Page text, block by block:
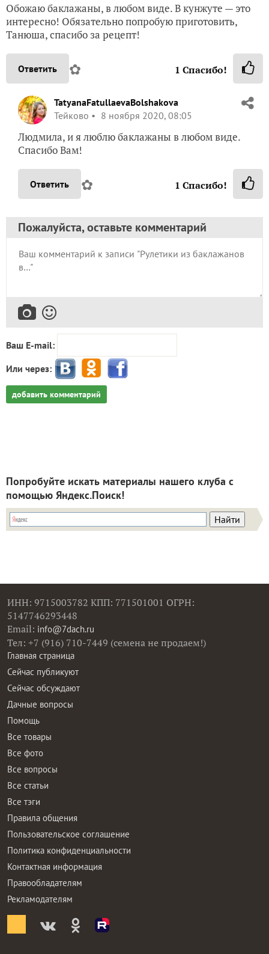
Обожаю баклажаны, в любом виде. В кунжуте — это
интересно! Обязательно попробую приготовить,
Танюша, спасибо за рецепт!
Ответить ✿ 1 Спасибо!
TatyanaFatullaevaBolshakova
Тейково
8 ноября 2020, 08:05
Людмила, и я люблю баклажаны в любом виде.
Спасибо Вам!
Ответить ✿ 1 Спасибо!
Пожалуйста, оставьте комментарий
Ваш E-mail:
Или через:
добавить комментарий
Попробуйте искать материалы нашего клуба с
помощью Яндекс.Поиск!
ИНН: 9715003782 КПП: 771501001 ОГРН:
5147746293448
Email: info@7dach.ru
Тел: +7 (916) 710-7449 (семена не продаем!)
Главная страница
Сейчас публикуют
Сейчас обсуждают
Дачные вопросы
Помощь
Все товары
Все фото
Все вопросы
Все статьи
Все тэги
Правила общения
Пользовательское соглашение
Политика конфиденциальности
Контактная информация
Правообладателям
Рекламодателям